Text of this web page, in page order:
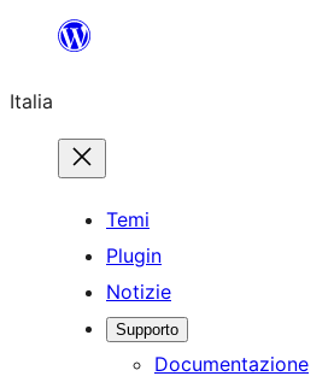
contenuto
Italia
Temi
Plugin
Notizie
Supporto
Documentazione